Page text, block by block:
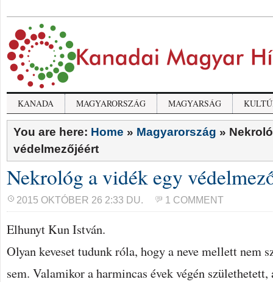
KANADA MAGYARORSZÁG MAGYARSÁG
You are here: Home » Magyarország »
védelmezőjéért
Nekrológ a vidék egy
2015 OKTÓBER 26 2:33 DU. 1 COMMENT
Elhunyt Kun István.
Olyan keveset tudunk róla, hogy a neve mellett nem
sem. Valamikor a harmincas évek végén születhetett,